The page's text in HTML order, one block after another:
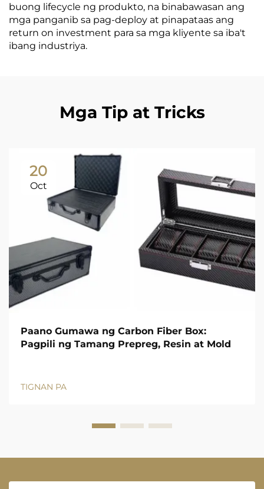
buong lifecycle ng produkto, na binabawasan ang
mga panganib sa pag-deploy at pinapataas ang
return on investment para sa mga kliyente sa iba't
ibang industriya.
Mga Tip at Tricks
20
Oct
Paano Gumawa ng Carbon Fiber Box:
Pagpili ng Tamang Prepreg, Resin at Mold
TIGNAN PA